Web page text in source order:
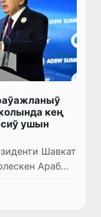
кең
ушын
Шавкат
Араб
атырған
ҳәптелиги"